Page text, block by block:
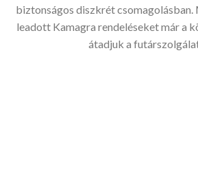
biztonságos diszkrét csomagolásban.
leadott Kamagra rendeléseket már a
átadjuk a